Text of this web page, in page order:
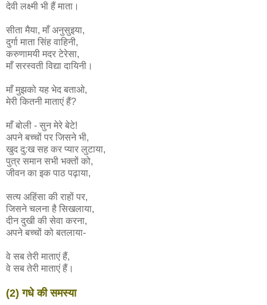
देवी लक्ष्मी भी हैं माता।
सीता मैया, माँ अनुसुइया,
दुर्गा माता सिंह वाहिनी,
करुणामयी मदर टेरेसा,
माँ सरस्वती विद्या दायिनी।
माँ मुझको यह भेद बताओ,
मेरी कितनी माताएं हैं?
माँ बोली - सुन मेरे बेटे!
अपने बच्चों पर जिसने भी,
खुद दु:ख सह कर प्यार लुटाया,
पुत्र समान सभी भक्तों को,
जीवन का इक पाठ पढ़ाया,
सत्य अहिंसा की राहों पर,
जिसने चलना है सिखलाया,
दीन दुखी की सेवा करना,
अपने बच्चों को बतलाया-
वे सब तेरी माताएं हैं,
वे सब तेरी माताएं हैं।
(2) गधे की समस्या